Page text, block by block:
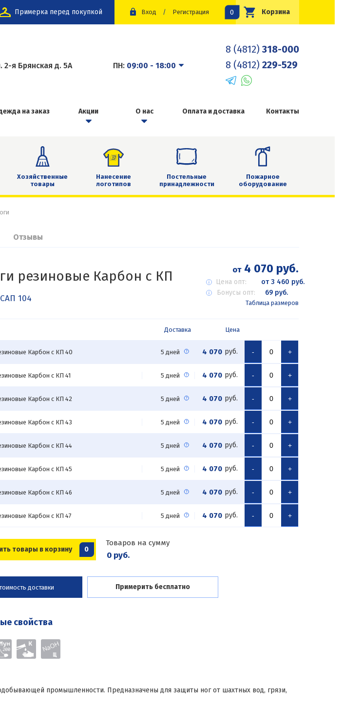
Примерка перед покупкой Вход / Регистрация Корзина
0
2-я Брянская д. 5А ПН: 09:00 - 18:00
8 (4812) 318-000
8 (4812) 229-529
на заказ Акции О нас Оплата и доставка Контакты
Хозяйственные
товары
Нанесение
логотипов
Постельные
принадлежности
Пожарное
оборудование
Отзывы
резиновые Карбон с КП
САП 104
от4 070 руб.
Цена опт:
от 3 460 руб.
Бонусы опт:
69 руб.
Таблица размеров
Доставка Цена
Карбон с КП 40 5 дней 4 070 руб. - +
Карбон с КП 41 5 дней 4 070 руб. - +
Карбон с КП 42 5 дней 4 070 руб. - +
Карбон с КП 43 5 дней 4 070 руб. - +
Карбон с КП 44 5 дней 4 070 руб. - +
Карбон с КП 45 5 дней 4 070 руб. - +
Карбон с КП 46 5 дней 4 070 руб. - +
Карбон с КП 47 5 дней 4 070 руб. - +
товары в корзину 0
Товаров на сумму
0 руб.
доставки Примерить бесплатно
свойства
промышленности. Предназначены для защиты ног от шахтных вод, грязи,